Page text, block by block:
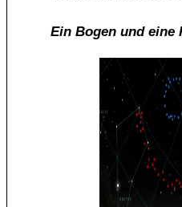
Ein Bogen und eine